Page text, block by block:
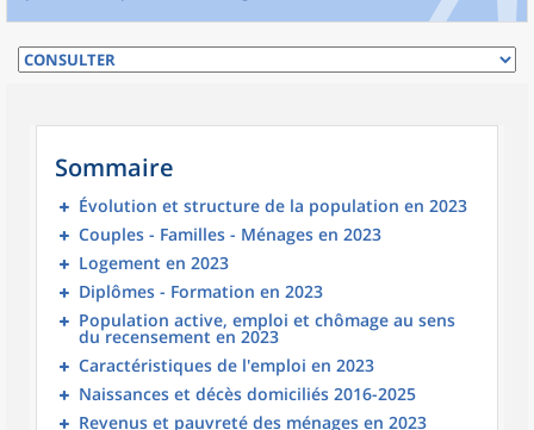
Sommaire
Évolution et structure de la population en 2023
Couples - Familles - Ménages en 2023
Logement en 2023
Diplômes - Formation en 2023
Population active, emploi et chômage au sens
du recensement en 2023
Caractéristiques de l'emploi en 2023
Naissances et décès domiciliés 2016-2025
Revenus et pauvreté des ménages en 2023